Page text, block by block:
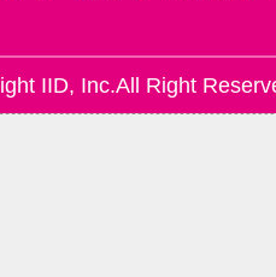
IID, Inc.All Right